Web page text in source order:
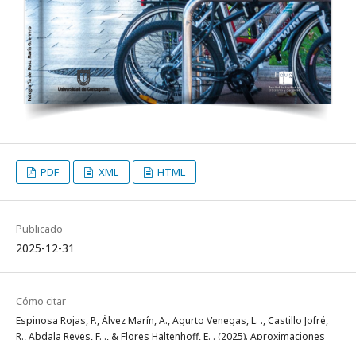
PDF XML HTML
Publicado
2025-12-31
Cómo citar
Espinosa Rojas, P., Álvez Marín, A., Agurto Venegas, L. ., Castillo Jofré,
R., Abdala Reyes, F. ., & Flores Haltenhoff, E. . (2025). Aproximaciones